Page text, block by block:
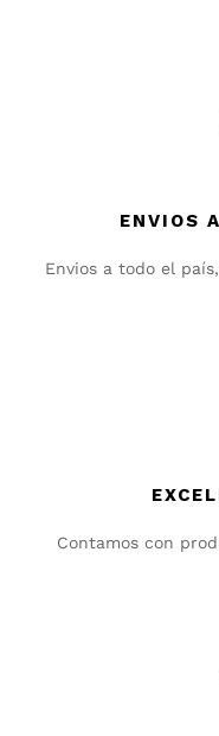
ENVIOS
Envios a todo el
Contamos con